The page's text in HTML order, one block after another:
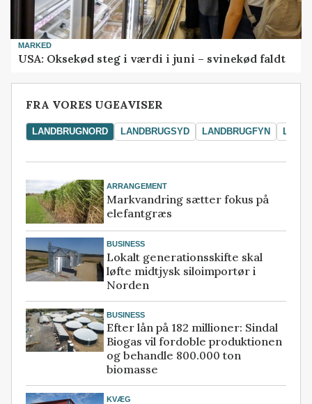
MARKED
USA: Oksekød steg i værdi i juni – svinekød faldt
FRA VORES UGEAVISER
LANDBRUGNORD LANDBRUGSYD LANDBRUGFYN
ARRANGEMENT
Markvandring sætter fokus på
elefantgræs
BUSINESS
Lokalt generationsskifte skal
løfte midtjysk siloimportør i
Norden
BUSINESS
Efter lån på 182 millioner: Sindal
Biogas vil fordoble produktionen
og behandle 800.000 ton
biomasse
KVÆG